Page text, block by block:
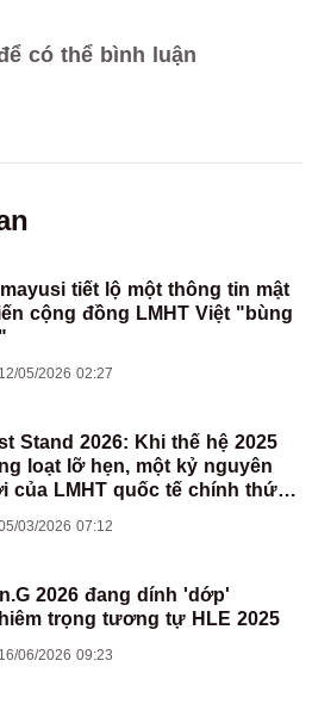
có thể bình luận
tiết lộ một thông tin mật
cộng đồng LMHT Việt "bùng
12/05/2026 02:27
Stand 2026: Khi thế hệ 2025
loạt lỡ hẹn, một kỷ nguyên
của LMHT quốc tế chính thức
ra
03/2026 07:12
2026 đang dính 'dớp'
trọng tương tự HLE 2025
16/06/2026 09:23